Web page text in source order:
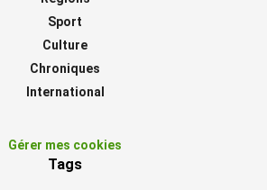
Sport
Culture
Chroniques
International
Gérer mes cookies
Tags